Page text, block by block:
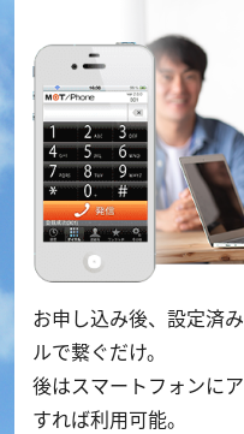
お申し込み後、設定済
ルで繋ぐだけ。
後はスマートフォンに
すれば利用可能。